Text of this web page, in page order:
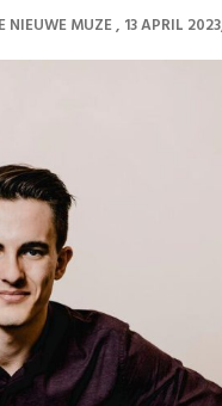
NIEUWE MUZE 13 APRIL 2023